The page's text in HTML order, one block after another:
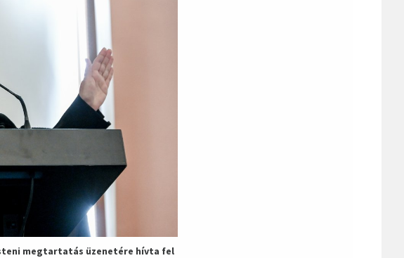
megtartatás üzenetére hívta fel